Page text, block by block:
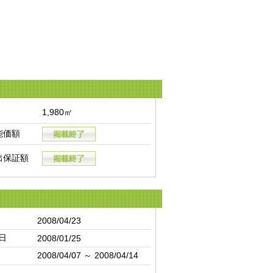
1,980㎡
価額
保証額
2008/04/23
2008/01/25
2008/04/07 ～ 2008/04/14